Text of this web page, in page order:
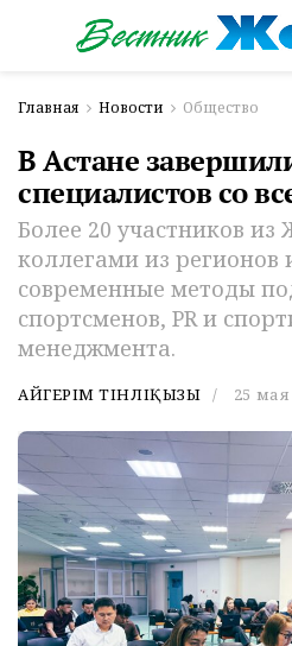
Главная Новости Общество
В Астане
специалистов со
Более 20 участников из
коллегами из регионов
современные методы
спортсменов, PR и
менеджмента.
АЙГЕРІМ ТІНӘЛІҚЫЗЫ 25 мая